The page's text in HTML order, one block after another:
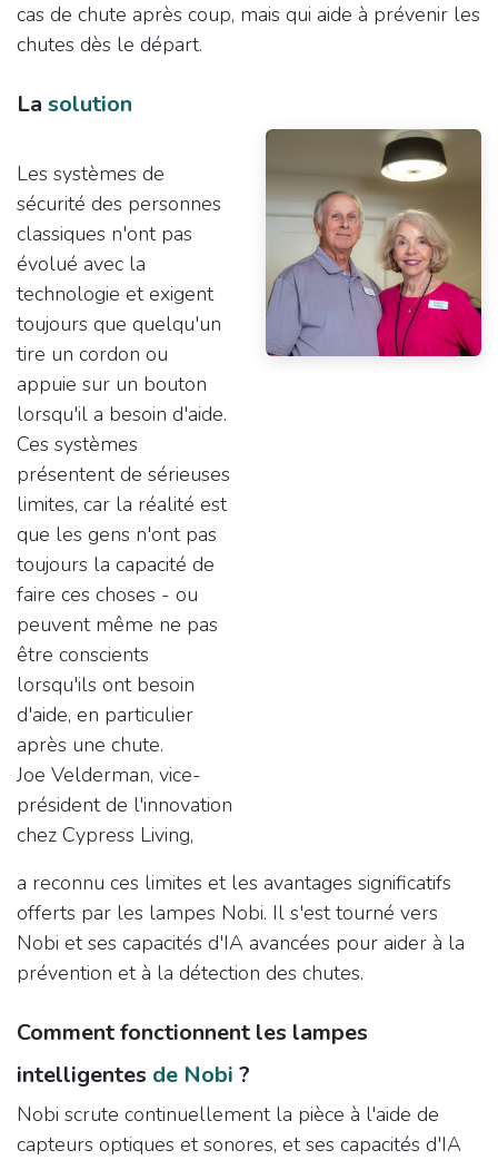
cas de chute après coup, mais qui aide à prévenir les
chutes dès le départ. ​
La solution
Les systèmes de
sécurité des personnes
classiques n'ont pas
évolué avec la
technologie et exigent
toujours que quelqu'un
tire un cordon ou
appuie sur un bouton
lorsqu'il a besoin d'aide.
Ces systèmes
présentent de sérieuses
limites, car la réalité est
que les gens n'ont pas
toujours la capacité de
faire ces choses - ou
peuvent même ne pas
être conscients
lorsqu'ils ont besoin
d'aide, en particulier
après une chute.
Joe Velderman, vice-
président de l'innovation
chez Cypress Living,
a reconnu ces limites et les avantages significatifs
offerts par les lampes Nobi. Il s'est tourné vers
Nobi et ses capacités d'IA avancées pour aider à la
prévention et à la détection des chutes.
Comment fonctionnent les lampes
intelligentes de Nobi ?​
Nobi scrute continuellement la pièce à l'aide de
capteurs optiques et sonores, et ses capacités d'IA